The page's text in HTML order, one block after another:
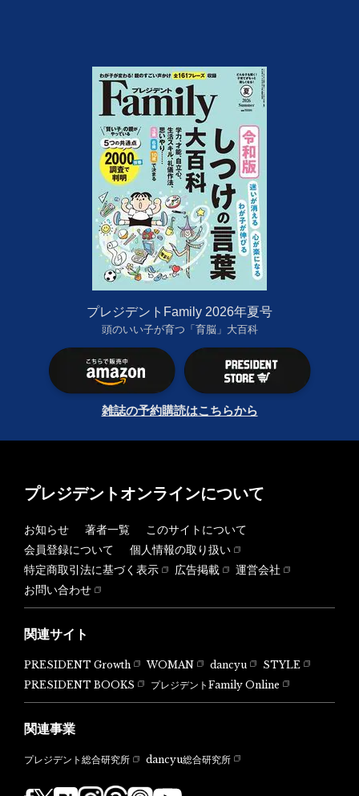
プレジデントFamily 2026年夏号
頭のいい子が育つ「育脳」大百科
雑誌の予約購読はこちらから
プレジデントオンラインについて
お知らせ 著者一覧
このサイトについて
会員登録について
個人情報の取り扱い
特定商取引法に基づく表示
広告掲載
運営会社
お問い合わせ
関連サイト
PRESIDENT Growth WOMAN dancyu
STYLE
PRESIDENT BOOKS
プレジデントFamily Online
関連事業
プレジデント総合研究所 dancyu総合研究所